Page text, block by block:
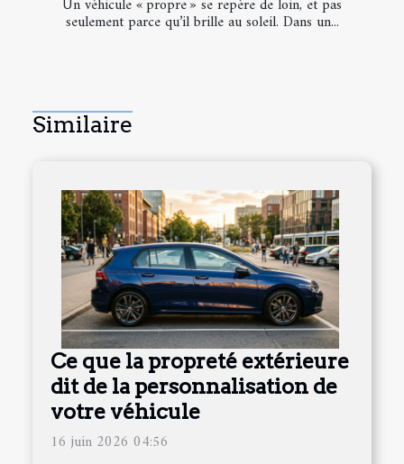
Un véhicule « propre » se repère de loin, et pas
seulement parce qu’il brille au soleil. Dans un...
Similaire
Ce que la propreté extérieure
dit de la personnalisation de
votre véhicule
16 juin 2026 04:56